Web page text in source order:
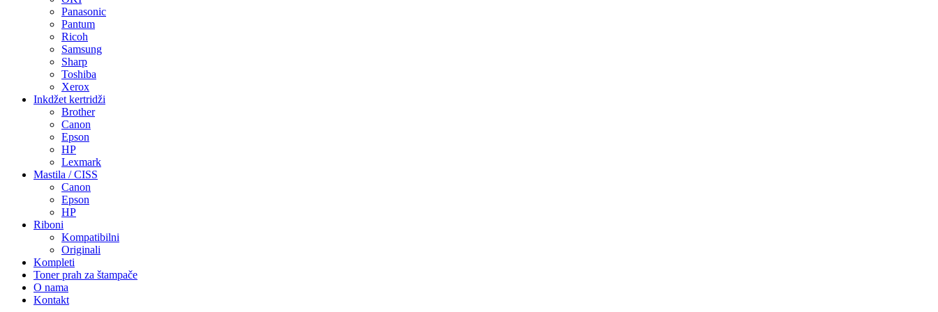
Panasonic
Pantum
Ricoh
Samsung
Sharp
Toshiba
Xerox
Inkdžet kertridži
Brother
Canon
Epson
HP
Lexmark
Mastila / CISS
Canon
Epson
HP
Riboni
Kompatibilni
Originali
Kompleti
Toner prah za štampače
O nama
Kontakt